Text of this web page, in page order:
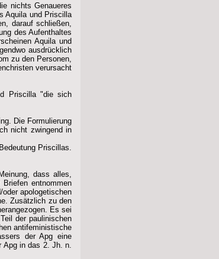
nichts Genaueres
Aquila und Priscilla
darauf schließen,
des Aufenthaltes
Aquila und
ausdrücklich
zu den Personen,
verursacht
Priscilla "die sich
Die Formulierung
nicht zwingend in
Priscillas.
dass alles,
entnommen
apologetischen
Zusätzlich zu den
Es sei
der paulinischen
antifeministische
der Apg eine
Apg in das 2. Jh. n.